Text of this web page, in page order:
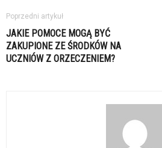
Poprzedni artykuł
JAKIE POMOCE MOGĄ BYĆ
ZAKUPIONE ZE ŚRODKÓW NA
UCZNIÓW Z ORZECZENIEM?